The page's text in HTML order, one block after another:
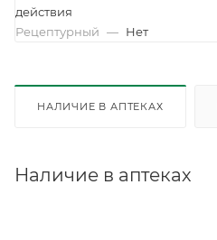
действия
Рецептурный — Нет
НАЛИЧИЕ В АПТЕКАХ
Наличие в аптеках